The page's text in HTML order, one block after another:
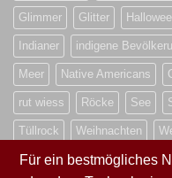
Glimmer Glitter
Indianer indigene
Meer Native Americans
rut wiess Röcke See
Tüllrock Weihnachten
Für ein bestmögliches